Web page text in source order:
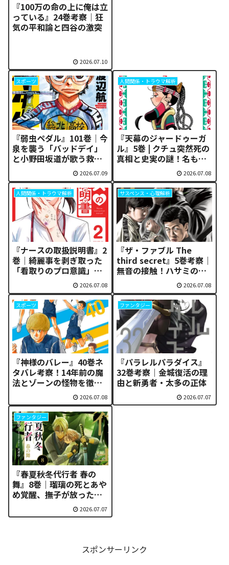
『100万の命の上に俺は立
っている』24巻考察｜狂
気の平和論と四谷の激突
2026.07.10
スポーツ
『弱虫ペダル』101巻｜今
泉を襲う「バッドデイ」
と小野田坂道が歌う救済
2026.07.09
人間関係・トラウマ解析
『天幕のジャードゥーガ
ル』5巻 | クチュ突然死の
真相と史実の謎！名もな
き弱者の逆襲がもたらし
た歴史の転換点
2026.07.08
人間関係・トラウマ解析
『ナースの取扱説明書』2
巻｜綺麗事を剥ぎ取った
「看取りのプロ意識」と
過酷すぎる現場の実態2026.07.08
サスペンス・心理解析
『ザ・ファブル The
third secret』5巻考察｜
無音の接触！ハサミの兄
弟の脅威と和湖を巡る因
縁の真相
2026.07.08
スポーツ
『神様のバレー』40巻ネ
タバレ考察！14年前の魔
法とゾーンの怪物を徹底
2026.07.08
ファンタジー
『パラレルパラダイス』
32巻考察｜金城復活の理
由と新勇者・太多の正体
2026.07.07
ファンタジー
『春夏秋冬代行者 春の
舞』8巻｜瑠璃の死とあや
め覚醒、撫子が放った言
葉の伏線を徹底考察2026.07.07
スポンサーリンク